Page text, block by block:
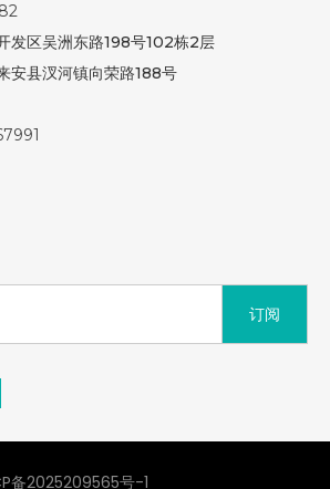
发区吴洲东路198号102栋2层
安县汊河镇向荣路188号
订阅
备2025209565号-1